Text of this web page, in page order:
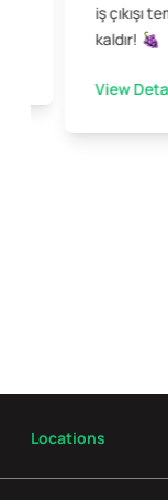
iş çıkışı
kaldır! 🍇
View
Locations